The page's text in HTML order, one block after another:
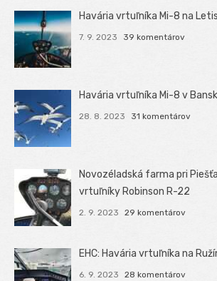
Havária vrtuľníka Mi-8 na
7. 9. 2023 39 komentárov
Havária vrtuľníka Mi-8 v
28. 8. 2023 31 komentárov
Novozéladská farma pri
vrtuľníky Robinson R-22
2. 9. 2023 29 komentárov
EHC: Havária vrtuľníka na
6. 9. 2023 28 komentárov